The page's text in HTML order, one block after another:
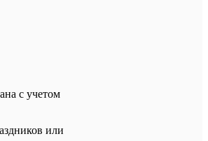
с учетом
или